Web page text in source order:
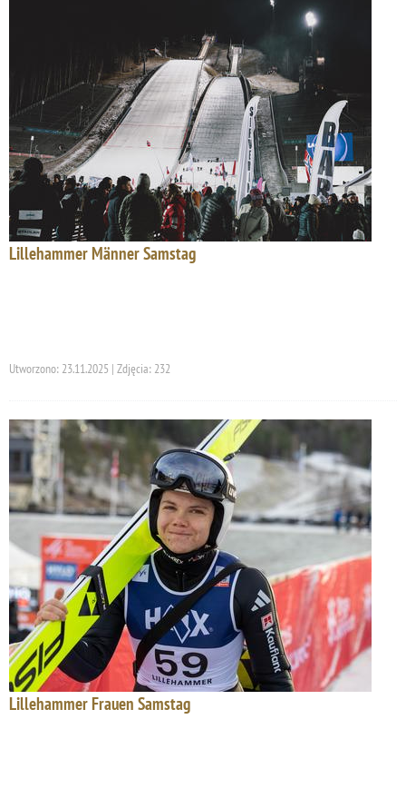
Lillehammer Männer Samstag
Utworzono: 23.11.2025 | Zdjęcia: 232
Lillehammer Frauen Samstag